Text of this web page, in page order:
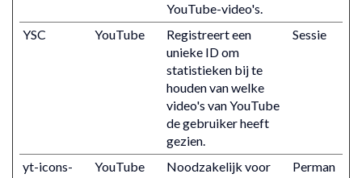
YouTube-video's.
YSC YouTube
Registreert een
unieke ID om
statistieken bij te
houden van welke
video's van YouTube
de gebruiker heeft
gezien.
Sessie
yt-icons-
YouTube
Noodzakelijk voor
Perman